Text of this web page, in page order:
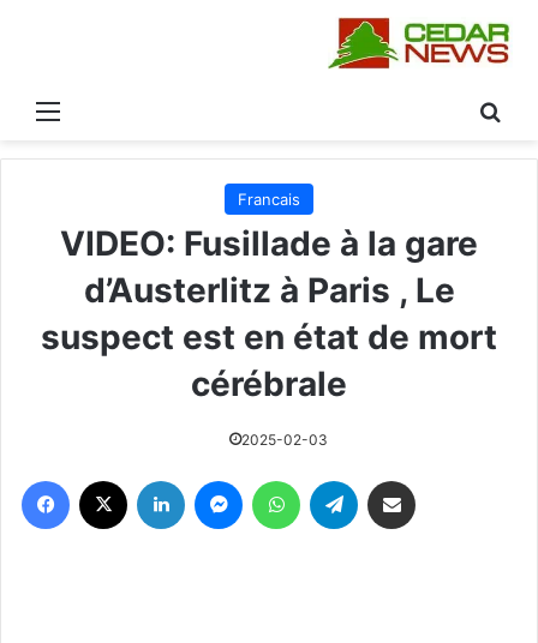
القائمة
Francais
VIDEO: Fusillade à la gare
d’Austerlitz à Paris , Le
suspect est en état de mort
cérébrale
2025-02-03
فيسبوك لينكدإن ماسنجر واتساب تيلقرام مشاركة عبر البريد